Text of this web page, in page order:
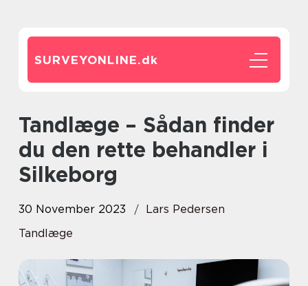
SURVEYONLINE.dk
Tandlæge – Sådan finder
du den rette behandler i
Silkeborg
30 November 2023
Lars Pedersen
Tandlæge